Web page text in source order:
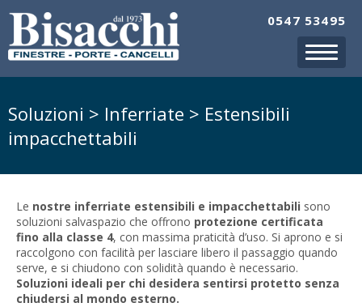
0547 53495
Soluzioni > Inferriate > Estensibili
impacchettabili
Le nostre inferriate estensibili e impacchettabili sono
soluzioni salvaspazio che offrono protezione certificata
fino alla classe 4, con massima praticità d’uso. Si aprono e si
raccolgono con facilità per lasciare libero il passaggio quando
serve, e si chiudono con solidità quando è necessario.
Soluzioni ideali per chi desidera sentirsi protetto senza
chiudersi al mondo esterno.